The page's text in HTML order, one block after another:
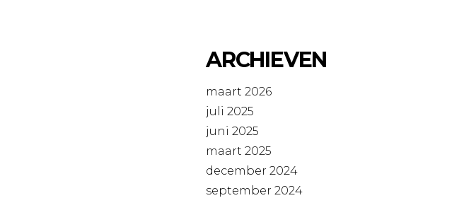
ARCHIEVEN
maart 2026
juli 2025
juni 2025
maart 2025
december 2024
september 2024